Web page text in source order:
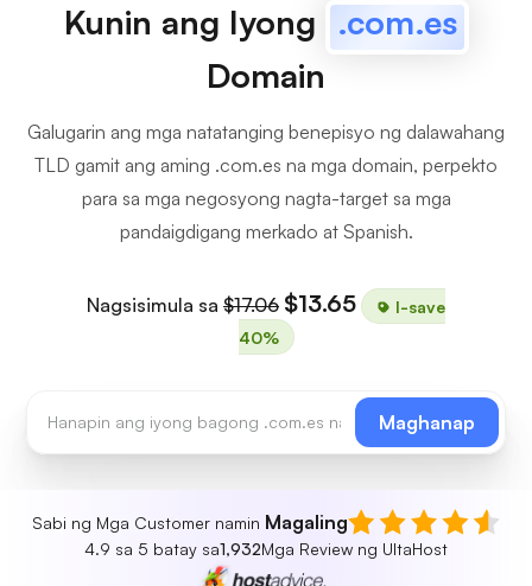
Kunin ang Iyong .com.es
Domain
Galugarin ang mga natatanging benepisyo ng dalawahang
TLD gamit ang aming .com.es na mga domain, perpekto
para sa mga negosyong nagta-target sa mga
pandaigdigang merkado at Spanish.
Nagsisimula sa $17.06 $13.65
I-save
40%
Maghanap
Sabi ng Mga Customer namin Magaling
4.9 sa 5 batay sa1,932Mga Review ng UltaHost